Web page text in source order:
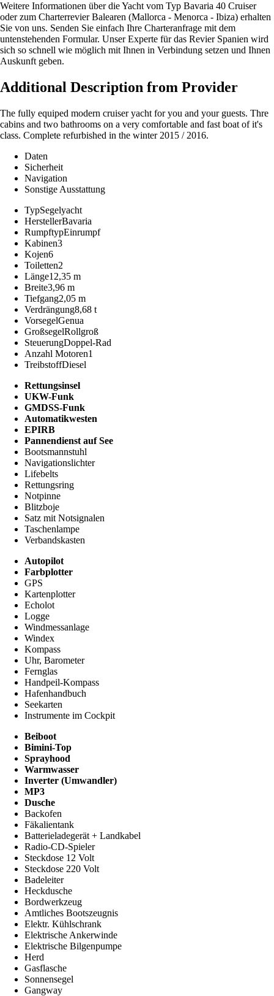
Weitere Informationen über die Yacht vom Typ Bavaria 40 Cruiser
oder zum Charterrevier Balearen (Mallorca - Menorca - Ibiza) erhalten
Sie von uns. Senden Sie einfach Ihre Charteranfrage mit dem
untenstehenden Formular. Unser Experte für das Revier Spanien wird
sich so schnell wie möglich mit Ihnen in Verbindung setzen und Ihnen
Auskunft geben.
Additional Description from Provider
The fully equiped modern cruiser yacht for you and your guests. Thre
cabins and two bathrooms on a very comfortable and fast boat of it's
class. Complete refurbished in the winter 2015 / 2016.
Daten
Sicherheit
Navigation
Sonstige Ausstattung
TypSegelyacht
HerstellerBavaria
RumpftypEinrumpf
Kabinen3
Kojen6
Toiletten2
Länge12,35 m
Breite3,96 m
Tiefgang2,05 m
Verdrängung8,68 t
VorsegelGenua
GroßsegelRollgroß
SteuerungDoppel-Rad
Anzahl Motoren1
TreibstoffDiesel
Rettungsinsel
UKW-Funk
GMDSS-Funk
Automatikwesten
EPIRB
Pannendienst auf See
Bootsmannstuhl
Navigationslichter
Lifebelts
Rettungsring
Notpinne
Blitzboje
Satz mit Notsignalen
Taschenlampe
Verbandskasten
Autopilot
Farbplotter
GPS
Kartenplotter
Echolot
Logge
Windmessanlage
Windex
Kompass
Uhr, Barometer
Fernglas
Handpeil-Kompass
Hafenhandbuch
Seekarten
Instrumente im Cockpit
Beiboot
Bimini-Top
Sprayhood
Warmwasser
Inverter (Umwandler)
MP3
Dusche
Backofen
Fäkalientank
Batterieladegerät + Landkabel
Radio-CD-Spieler
Steckdose 12 Volt
Steckdose 220 Volt
Badeleiter
Heckdusche
Bordwerkzeug
Amtliches Bootszeugnis
Elektr. Kühlschrank
Elektrische Ankerwinde
Elektrische Bilgenpumpe
Herd
Gasflasche
Sonnensegel
Gangway